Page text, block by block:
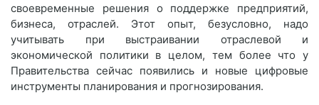
своевременные решения о поддержке предприятий,
бизнеса, отраслей. Этот опыт, безусловно, надо
учитывать при выстраивании отраслевой и
экономической политики в целом, тем более что у
Правительства сейчас появились и новые цифровые
инструменты планирования и прогнозирования.